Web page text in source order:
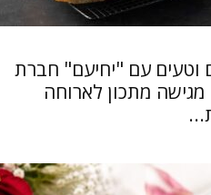
וטעים עם "יחיעם" חברת
מתכון לארוחה